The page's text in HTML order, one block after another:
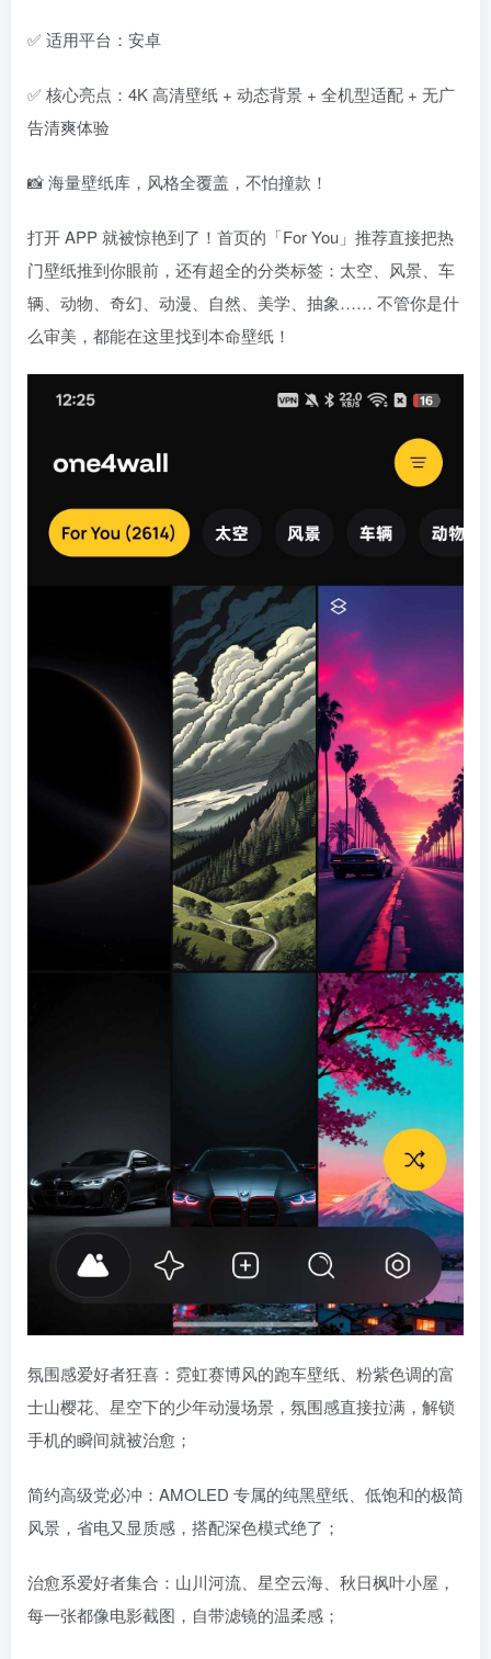
✅ 适用平台：安卓
✅ 核心亮点：4K 高清壁纸 + 动态背景 + 全机型适配 + 无广
告清爽体验
📸 海量壁纸库，风格全覆盖，不怕撞款！
打开 APP 就被惊艳到了！首页的「For You」推荐直接把热
门壁纸推到你眼前，还有超全的分类标签：太空、风景、车
辆、动物、奇幻、动漫、自然、美学、抽象…… 不管你是什
么审美，都能在这里找到本命壁纸！
氛围感爱好者狂喜：霓虹赛博风的跑车壁纸、粉紫色调的富
士山樱花、星空下的少年动漫场景，氛围感直接拉满，解锁
手机的瞬间就被治愈；
简约高级党必冲：AMOLED 专属的纯黑壁纸、低饱和的极简
风景，省电又显质感，搭配深色模式绝了；
治愈系爱好者集合：山川河流、星空云海、秋日枫叶小屋，
每一张都像电影截图，自带滤镜的温柔感；